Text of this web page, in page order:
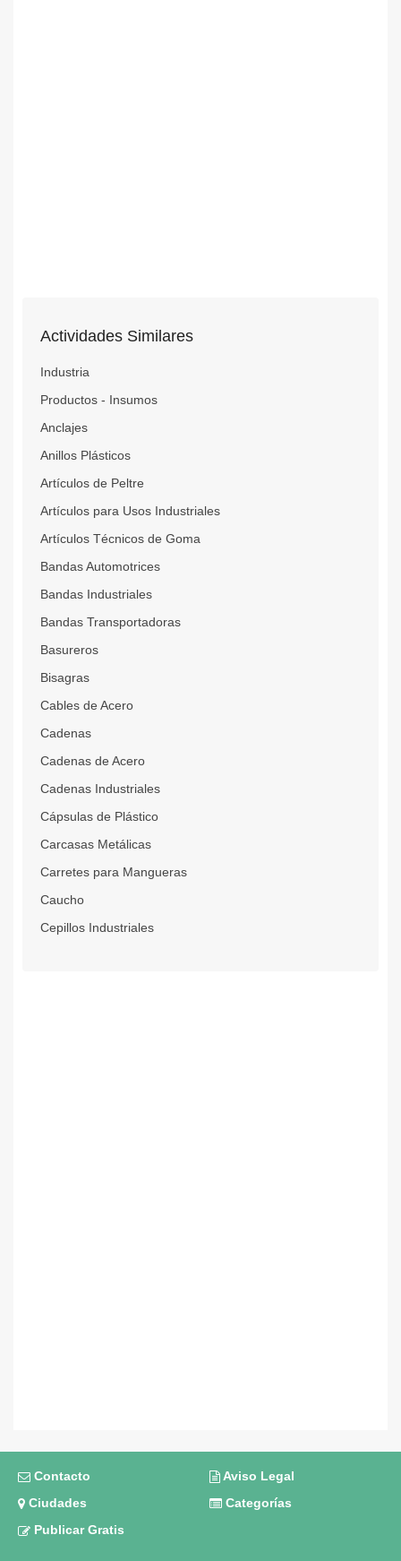
Actividades Similares
Industria
Productos - Insumos
Anclajes
Anillos Plásticos
Artículos de Peltre
Artículos para Usos Industriales
Artículos Técnicos de Goma
Bandas Automotrices
Bandas Industriales
Bandas Transportadoras
Basureros
Bisagras
Cables de Acero
Cadenas
Cadenas de Acero
Cadenas Industriales
Cápsulas de Plástico
Carcasas Metálicas
Carretes para Mangueras
Caucho
Cepillos Industriales
Contacto
Aviso Legal
Ciudades
Categorías
Publicar Gratis